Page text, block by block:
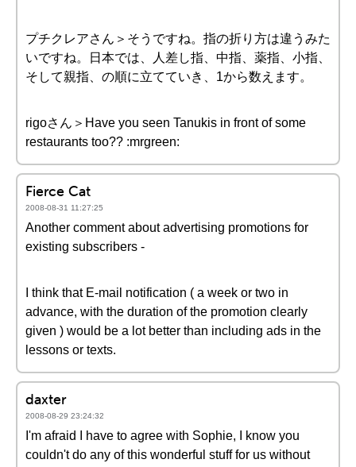
プチクレアさん＞そうですね。指の折り方は違うみた
いですね。日本では、人差し指、中指、薬指、小指、
そして親指、の順に立てていき、1から数えます。
rigoさん＞Have you seen Tanukis in front of some
restaurants too?? :mrgreen:
Fierce Cat
2008-08-31 11:27:25
Another comment about advertising promotions for
existing subscribers -
I think that E-mail notification ( a week or two in
advance, with the duration of the promotion clearly
given ) would be a lot better than including ads in the
lessons or texts.
daxter
2008-08-29 23:24:32
I'm afraid I have to agree with Sophie, I know you
couldn't do any of this wonderful stuff for us without